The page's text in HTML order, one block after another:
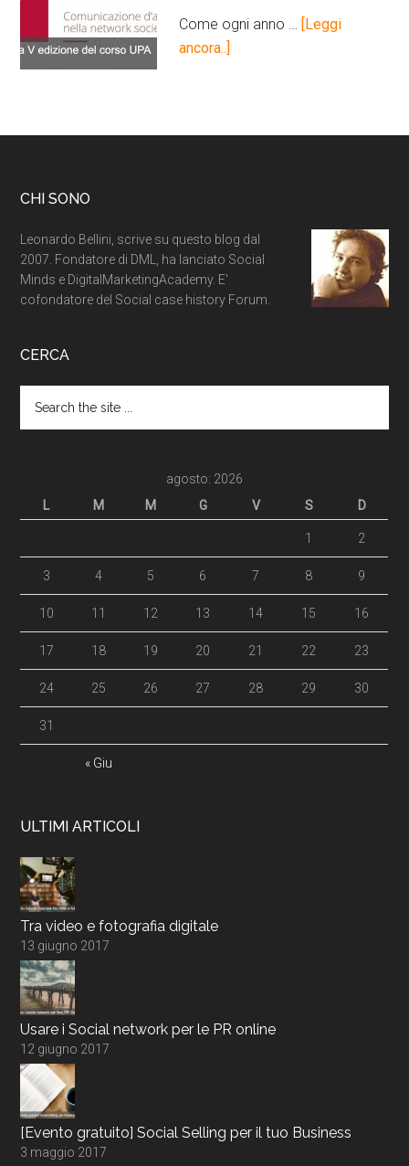
Come ogni anno …
[Leggi
ancora..]
CHI SONO
Leonardo Bellini, scrive su questo blog dal
2007. Fondatore di DML, ha lanciato Social
Minds e DigitalMarketingAcademy. E'
cofondatore del Social case history Forum.
CERCA
agosto: 2026
L
M M G V S D
« Giu
1 2
3 4 5 6 7 8 9
10 11 12 13 14 15 16
17 18 19 20 21 22 23
24 25 26 27 28 29 30
31
ULTIMI ARTICOLI
Tra video e fotografia digitale
13 giugno 2017
Usare i Social network per le PR online
12 giugno 2017
[Evento gratuito] Social Selling per il tuo Business
3 maggio 2017